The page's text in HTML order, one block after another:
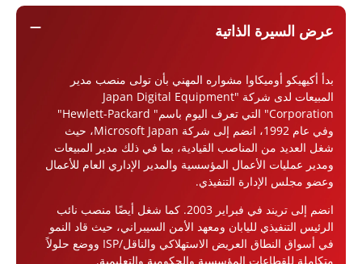
عرض السيرة الذاتية remove
بدأ أكيهيكو أوميكاوا مشواره المهني بأن تولى منصب مدير
المبيعات لدى شركة "Japan Digital Equipment
Corporation" التي تعرف اليوم باسم" Hewlett-Packard"
وفي عام 1992، انضم إلى شركة Microsoft Japan، حيث
شغل العديد من المناصب القيادية، بما في ذلك مدير المبيعات
ومدير عمليات الأعمال المؤسسية والمدير الإداري العام للأعمال
وعضو مجلس الإدارة التنفيذي.
انضم إلى تريند في فبراير 2003. كما شغل أيضًا منصب نائب
الرئيس التنفيذي لليابان ومعهد الأمن السيبراني، حيث قاد النمو
في أسواق النطاق العريض الاستهلاكي والناقل/ISP ووضع حلولاً
متكاملة للقطاعات المؤسسية والحكومية والتعليمية.